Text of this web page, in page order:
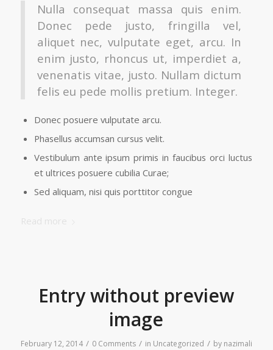
Nulla consequat massa quis enim.
Donec pede justo, fringilla vel,
aliquet nec, vulputate eget, arcu. In
enim justo, rhoncus ut, imperdiet a,
venenatis vitae, justo. Nullam dictum
felis eu pede mollis pretium. Integer.
Donec posuere vulputate arcu.
Phasellus accumsan cursus velit.
Vestibulum ante ipsum primis in faucibus orci luctus
et ultrices posuere cubilia Curae;
Sed aliquam, nisi quis porttitor congue
Entry without preview
image
February 12, 2014 / 0 Comments / in Uncategorized / by nazimali